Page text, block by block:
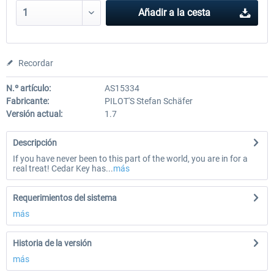
Añadir a la cesta
Recordar
N.º artículo:
AS15334
Fabricante:
PILOT'S Stefan Schäfer
Versión actual:
1.7
Descripción
If you have never been to this part of the world, you are in for a
real treat! Cedar Key has...más
Requerimientos del sistema
más
Historia de la versión
más